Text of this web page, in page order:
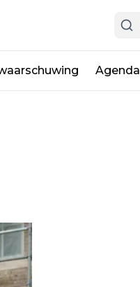
Agenda